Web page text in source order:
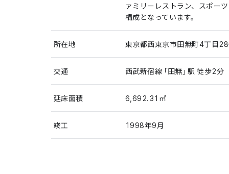
ァミリーレストラン、スポー
構成となっています。
所在地 東京都西東京市田無町4丁目
交通 西武新宿線「田無」駅 徒歩2分
延床面積 6,692.31㎡
竣工 1998年9月